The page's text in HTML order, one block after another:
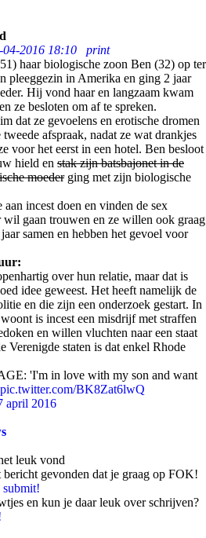
04-2016 18:10
print
haar biologische zoon Ben (32) op ter
pleeggezin in Amerika en ging 2 jaar
Hij vond haar en langzaam kwam
ze besloten om af te spreken.
dat ze gevoelens en erotische dromen
afspraak, nadat ze wat drankjes
voor het eerst in een hotel. Ben besloot
hield en stak zijn batsbajonet in de
moederging met zijn biologische
aan incest doen en vinden de sex
gaan trouwen en ze willen ook graag
samen en hebben het gevoel voor
over hun relatie, maar dat is
idee geweest. Het heeft namelijk de
en die zijn een onderzoek gestart. In
is incest een misdrijf met straffen
en willen vluchten naar een staat
Verenigde staten is dat enkel Rhode
'I'm in love with my son and want
pic.twitter.com/BK8Zat6lwQ
april 2016
leuk vond
gevonden dat je graag op FOK!
submit!
en kun je daar leuk over schrijven?